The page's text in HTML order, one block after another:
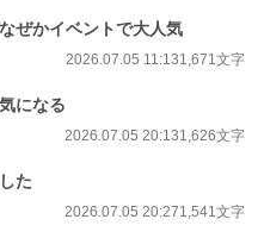
ぜかイベントで大人気
2026.07.05 11:131,671文字
になる
2026.07.05 20:131,626文字
した
2026.07.05 20:271,541文字